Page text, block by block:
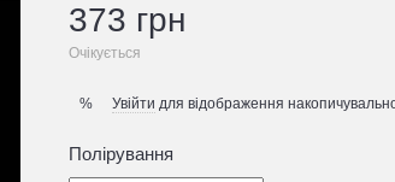
373 грн
Очікується
% Увійти для відображення
Полірування